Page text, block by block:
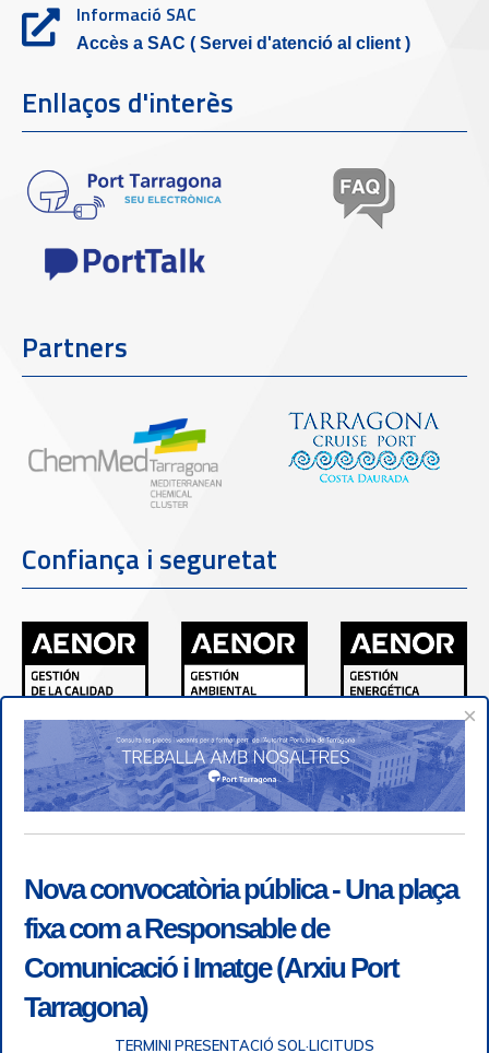
Informació SAC
Accès a SAC ( Servei d'atenció al client )
Enllaços d'interès
Partners
Confiança i seguretat
×
Nova convocatòria pública - Una plaça
fixa com a Responsable de
Comunicació i Imatge (Arxiu Port
Tarragona)
TERMINI PRESENTACIÓ SOL·LICITUDS